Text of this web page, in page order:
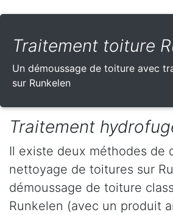
Traitement toiture
Un démoussage de toiture avec
sur Runkelen
Traitement
Il existe deux méthodes de
nettoyage de toitures sur
démoussage de toiture
Runkelen (avec un produit